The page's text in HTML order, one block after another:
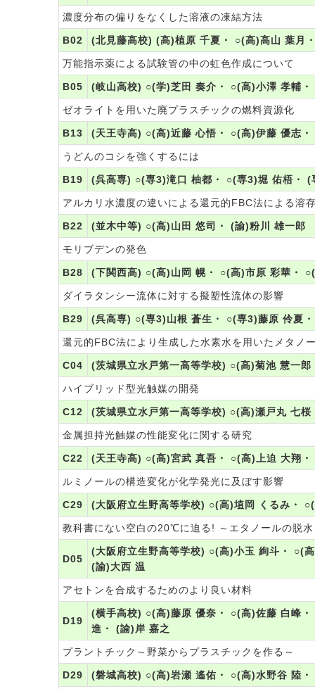
濃度分布の偏りをなくした溶液の凍結方法
B02 (北見藤高校) (高)植原 千夏・ ○(高)高山 葉月
万能指示薬による試験管の中の虹色作成について
B05 (岐山高校) ○(学)芝田 奏介・ ○(高)小澤 孝輔
ゼオライトを用いた廃プラスチックの燃料資源化
B13 (天王寺高) ○(高)近藤 心悟・ ○(高)伊藤 優志
うどんのコシを強くするには
B19 (呉高専) ○(専3)滝口 柚都・ ○(専3)堀 佑梧・
アルカリ水濃度の違いによる還元的FBC法による溶
B22 (並木中等) ○(高)山田 悠司・ (諭)粉川 雄一郎
モリブデンの発色
B28 (下関西高) ○(高)山岡 幌・ ○(高)市原 彩華・
ダイラタンシー流体に対する擬塑性流体の影響
B29 (呉高専) ○(専3)山根 蒼生・ ○(専3)藤原 伶夏
還元的FBC法により生成した水素水を用いたメタノ
C04 (茨城県立水戸第一高等学校) ○(高)菊池 慧一
ハイブリッド型光触媒の開発
C12 (茨城県立水戸第一高等学校) ○(高)瀬戸丸 七
金属担持光触媒の性能変化に関する研究
C22 (天王寺高) ○(高)宮武 真吾・ ○(高)上迫 大翔
ルミノールの構造変化が化学発光に及ぼす影響
C29 (大阪府立生野高等学校) ○(高)埴岡 くるみ・
教科書にない空白の20℃に迫る! ～エタノールの脱水
D05
(大阪府立生野高等学校) ○(高)小玉 絢斗・ ○(
(諭)大西 温
アセトンを合成するためのより良い材料
D19
(横手高校) ○(高)藤原 優奈・ ○(高)佐藤 白峰
進・ (諭)岸 嘉之
プラントチック～野菜からプラスチックを作る～
D29 (磐城高校) ○(高)岩瀬 遙佑・ ○(高)水野谷 陸